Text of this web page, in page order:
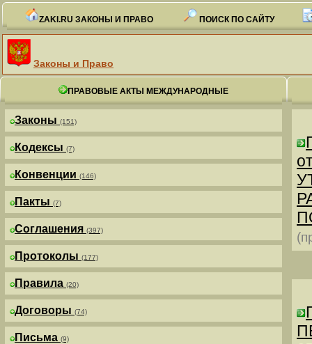
ZAKI.RU ЗАКОНЫ И ПРАВО ПОИСК ПО САЙТУ
Законы и Право
ПРАВОВЫЕ АКТЫ МЕЖДУНАРОДНЫЕ
Законы (151)
Кодексы (7)
Конвенции (146)
Пакты (7)
Соглашения (397)
Протоколы (177)
Правила (20)
Договоры (74)
Письма (9)